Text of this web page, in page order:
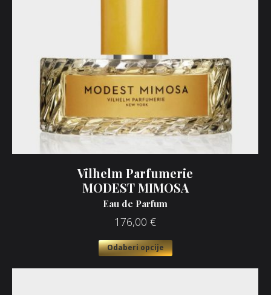
Vilhelm Parfumerie
MODEST MIMOSA
Eau de Parfum
176,00 €
Odaberi opcije